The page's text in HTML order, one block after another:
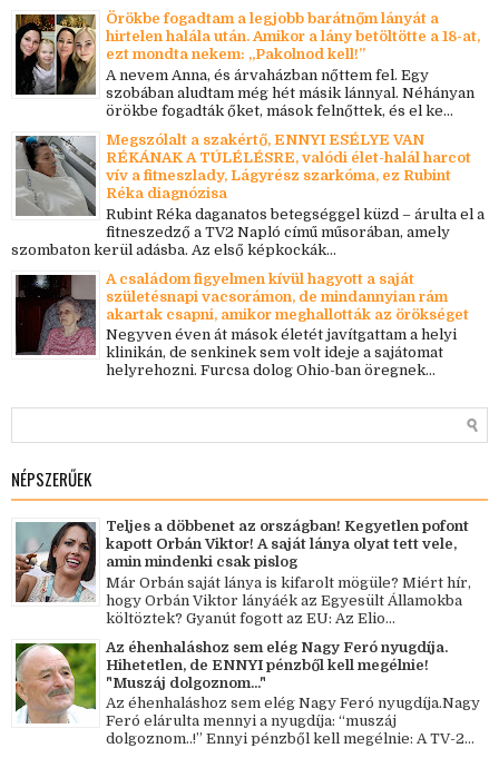
Örökbe fogadtam a legjobb barátnőm lányát a
hirtelen halála után. Amikor a lány betöltötte a 18-at,
ezt mondta nekem: „Pakolnod kell!”
A nevem Anna, és árvaházban nőttem fel. Egy
szobában aludtam még hét másik lánnyal. Néhányan
örökbe fogadták őket, mások felnőttek, és el ke...
Megszólalt a szakértő, ENNYI ESÉLYE VAN
RÉKÁNAK A TÚLÉLÉSRE, valódi élet-halál harcot
vív a fitneszlady, Lágyrész szarkóma, ez Rubint
Réka diagnózisa
Rubint Réka daganatos betegséggel küzd – árulta el a
fitneszedző a TV2 Napló című műsorában, amely
szombaton kerül adásba. Az első képkockák...
A családom figyelmen kívül hagyott a saját
születésnapi vacsorámon, de mindannyian rám
akartak csapni, amikor meghallották az örökséget
Negyven éven át mások életét javítgattam a helyi
klinikán, de senkinek sem volt ideje a sajátomat
helyrehozni. Furcsa dolog Ohio-ban öregnek...
NÉPSZERŰEK
Teljes a döbbenet az országban! Kegyetlen pofont
kapott Orbán Viktor! A saját lánya olyat tett vele,
amin mindenki csak pislog
Már Orbán saját lánya is kifarolt mögüle? Miért hír,
hogy Orbán Viktor lányáék az Egyesült Államokba
költöztek? Gyanút fogott az EU: Az Elio...
Az éhenhaláshoz sem elég Nagy Feró nyugdíja.
Hihetetlen, de ENNYI pénzből kell megélnie!
"Muszáj dolgoznom..."
Az éhenhaláshoz sem elég Nagy Feró nyugdíja.Nagy
Feró elárulta mennyi a nyugdíja: “muszáj
dolgoznom..!” Ennyi pénzből kell megélnie: A TV-2...